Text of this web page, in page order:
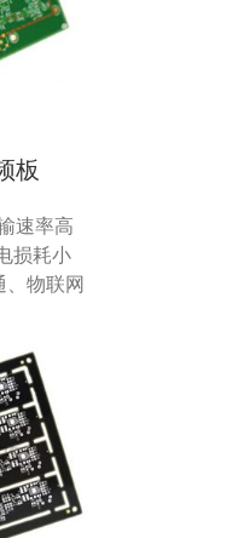
板
速率高
损耗小
、物联网